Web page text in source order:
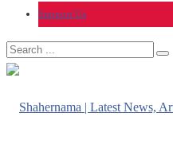
Support Us